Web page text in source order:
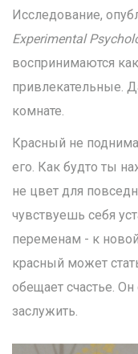
Исследование,
Experimental
воспринимаются
привлекательные.
комнате.
Красный не
его. Как будто ты
не цвет для
чувствуешь себя
переменам - к новой
красный может
обещает счастье.
заслужить.